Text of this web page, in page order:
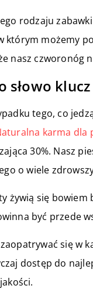
rodzaju
którym możemy
nasz czworonóg
słowo klucz
tego, co
karma dla
30%. Nasz
o wiele
żywią się
być przede
się w
dostęp do